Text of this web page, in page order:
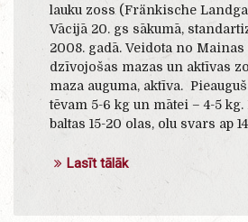
lauku zoss (Fränkische
Vācijā 20. gs sākumā,
2008. gadā. Veidota no Mainas
dzīvojošas mazas un aktīvas
maza auguma, aktīva.
tēvam 5-6 kg un mātei – 4-5 kg.
baltas 15-20 olas, olu svars ap
Lasīt tālāk